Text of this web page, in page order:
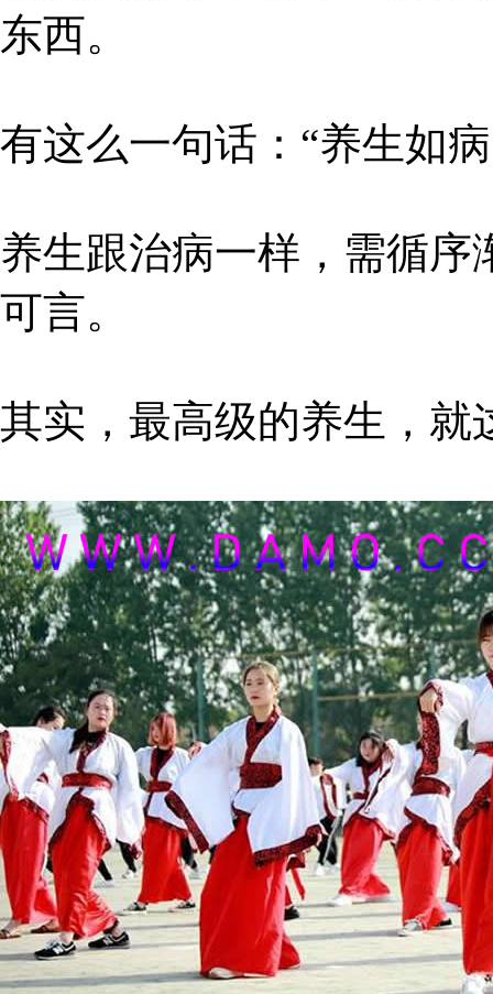
东西。
有这么一句话：“养生如
养生跟治病一样，需循
可言。
其实，最高级的养生，就